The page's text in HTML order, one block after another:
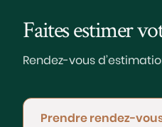
Faites estimer
Rendez-vous
Prendre rendez-